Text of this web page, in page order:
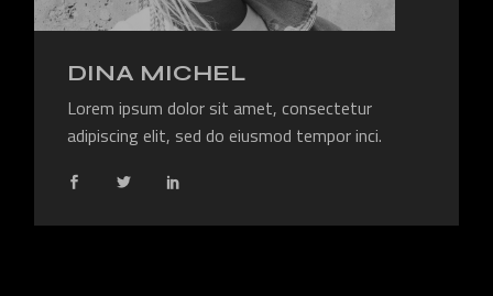
DINA MICHEL
Lorem ipsum dolor sit amet, consectetur
adipiscing elit, sed do eiusmod tempor inci.